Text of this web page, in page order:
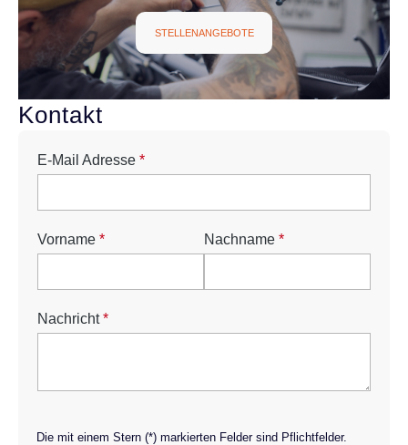
STELLENANGEBOTE
E-Mail Adresse *
Vorname * Nachname *
Nachricht*
Die mit einem Stern (*) markierten Felder sind Pflichtfelder.